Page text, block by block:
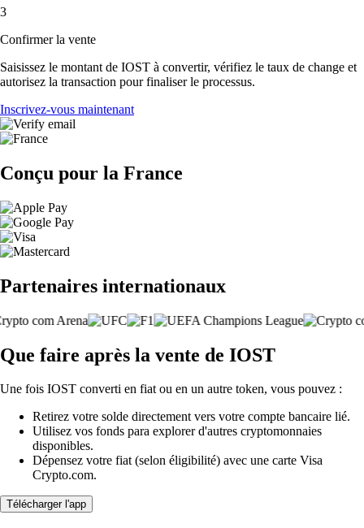
3
Confirmer la vente
Saisissez le montant de IOST à convertir, vérifiez le taux de change et
autorisez la transaction pour finaliser le processus.
Inscrivez-vous maintenant
Conçu pour la France
Partenaires internationaux
Que faire après la vente de IOST
Une fois IOST converti en fiat ou en un autre token, vous pouvez :
Retirez votre solde directement vers votre compte bancaire lié.
Utilisez vos fonds para explorer d'autres cryptomonnaies
disponibles.
Dépensez votre fiat (selon éligibilité) avec une carte Visa
Crypto.com.
Télécharger l'app